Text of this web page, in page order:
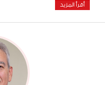
أقرأ المزيد